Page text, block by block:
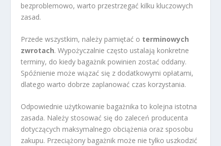
bezproblemowo, warto przestrzegać kilku kluczowych
zasad.
Przede wszystkim, należy pamiętać o terminowych
zwrotach. Wypożyczalnie często ustalają konkretne
terminy, do kiedy bagażnik powinien zostać oddany.
Spóźnienie może wiązać się z dodatkowymi opłatami,
dlatego warto dobrze zaplanować czas korzystania.
Odpowiednie użytkowanie bagażnika to kolejna istotna
zasada. Należy stosować się do zaleceń producenta
dotyczących maksymalnego obciążenia oraz sposobu
zakupu. Przeciążony bagażnik może nie tylko uszkodzić